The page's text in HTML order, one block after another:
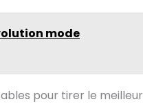
mode
pour tirer le meilleur